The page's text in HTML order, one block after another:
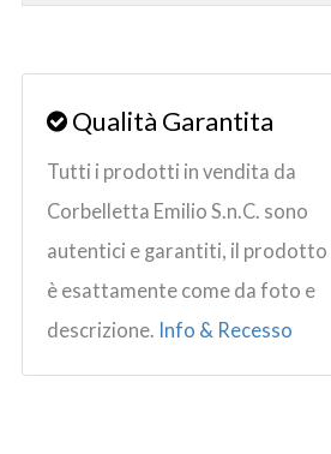
Qualità Garantita
Tutti i prodotti in vendita da
Corbelletta Emilio S.n.C. sono
autentici e garantiti, il prodotto
è esattamente come da foto e
descrizione. Info & Recesso